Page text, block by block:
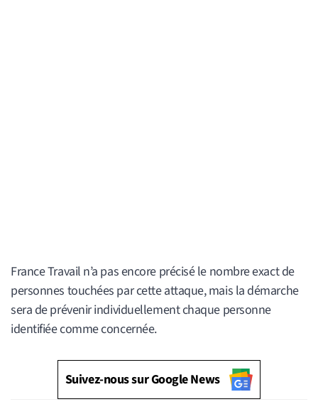
France Travail n’a pas encore précisé le nombre exact de
personnes touchées par cette attaque, mais la démarche
sera de prévenir individuellement chaque personne
identifiée comme concernée.
Suivez-nous sur Google News